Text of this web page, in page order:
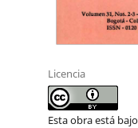
Licencia
Esta obra está